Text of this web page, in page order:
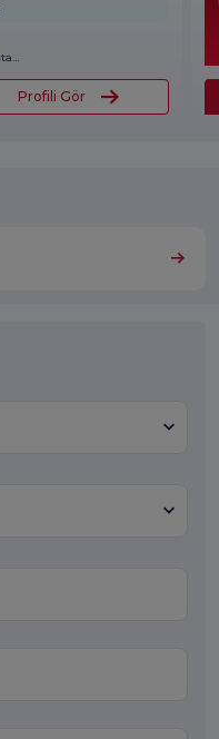
Florence Nightingale Hastanesi
Profili Gör